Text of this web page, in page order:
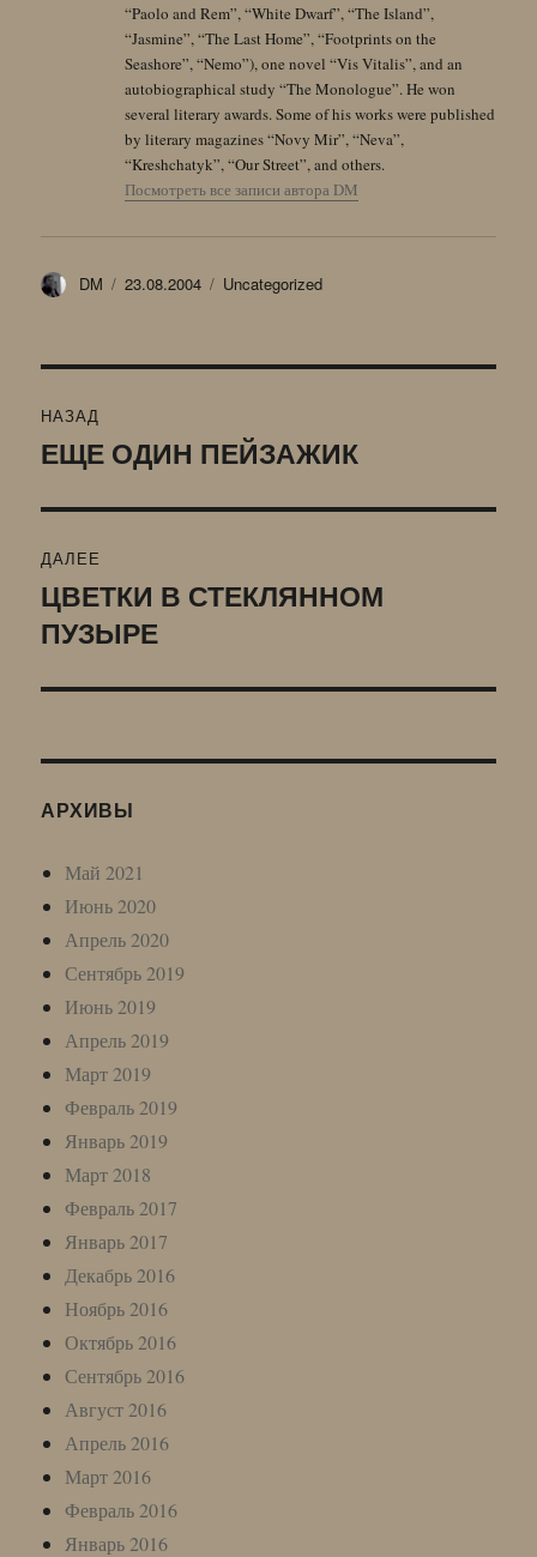
“Paolo and Rem”, “White Dwarf”, “The Island”,
“Jasmine”, “The Last Home”, “Footprints on the
Seashore”, “Nemo”), one novel “Vis Vitalis”, and an
autobiographical study “The Monologue”. He won
several literary awards. Some of his works were published
by literary magazines “Novy Mir”, “Neva”,
“Kreshchatyk”, “Our Street”, and others.
Посмотреть все записи автора DM
Автор
DM Опубликовано
23.08.2004 Рубрики
Uncategorized
по
НАЗАД
Предыдущая
ЕЩЕ ОДИН ПЕЙЗАЖИК
ДАЛЕЕ
Следующая
запись:
ЦВЕТКИ В СТЕКЛЯННОМ
ПУЗЫРЕ
АРХИВЫ
Май 2021
Июнь 2020
Апрель 2020
Сентябрь 2019
Июнь 2019
Апрель 2019
Март 2019
Февраль 2019
Январь 2019
Март 2018
Февраль 2017
Январь 2017
Декабрь 2016
Ноябрь 2016
Октябрь 2016
Сентябрь 2016
Август 2016
Апрель 2016
Март 2016
Февраль 2016
Январь 2016